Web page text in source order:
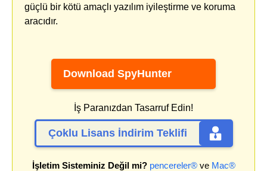
güçlü bir kötü amaçlı yazılım iyileştirme ve koruma
aracıdır.
Download SpyHunter
İş Paranızdan Tasarruf Edin!
Çoklu Lisans İndirim Teklifi
İşletim Sisteminiz Değil mi? pencereler®ve Mac®